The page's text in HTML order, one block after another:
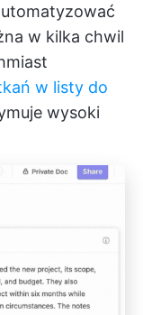
w kilka chwil
w listy do
wysoki